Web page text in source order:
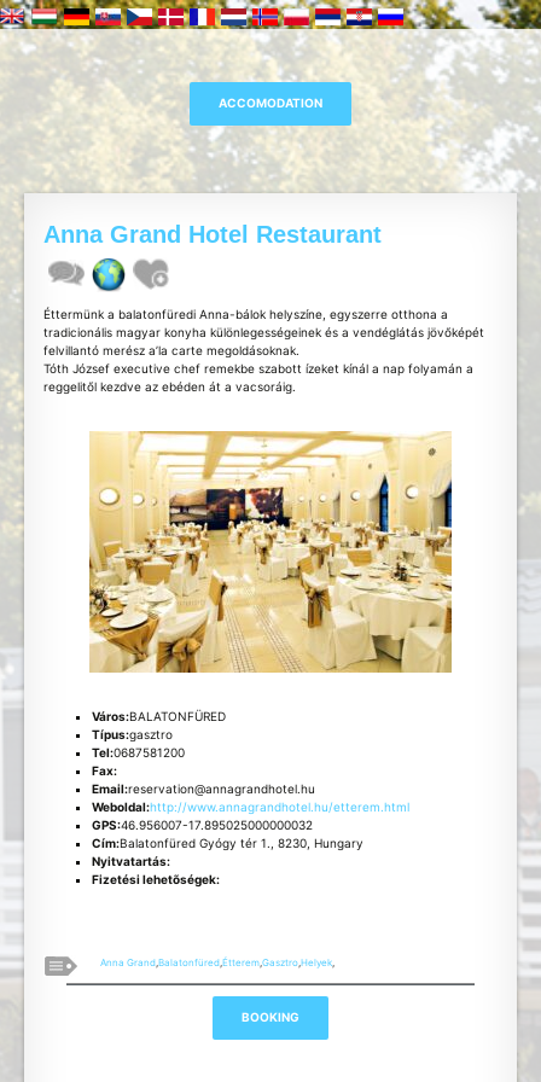
Anna Grand Hotel Restaurant
Éttermünk a balatonfüredi Anna-bálok helyszíne, egyszerre otthona a
tradicionális magyar konyha különlegességeinek és a vendéglátás jövőképét
felvillantó merész a’la carte megoldásoknak.
Tóth József executive chef remekbe szabott ízeket kínál a nap folyamán a
reggelitől kezdve az ebéden át a vacsoráig.
Város:BALATONFÜRED
Típus:gasztro
Tel:0687581200
Fax:
Email:reservation@annagrandhotel.hu
Weboldal:http://www.annagrandhotel.hu/etterem.html
GPS:46.956007-17.895025000000032
Cím:Balatonfüred Gyógy tér 1., 8230, Hungary
Nyitvatartás:
Fizetési lehetõségek:
Anna Grand ,Balatonfüred ,Étterem ,Gasztro ,Helyek